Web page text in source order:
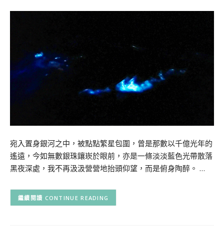
宛入置身銀河之中，被點點繁星包圍，曾是那數以千億光年的
遙遠，今如無數銀珠鑲崁於眼前，亦是一條淡淡藍色光帶散落
黑夜深處，我不再汲汲營營地抬頭仰望，而是俯身陶醉。 …
CONTINUE READING